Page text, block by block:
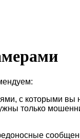
с которыми вы
только